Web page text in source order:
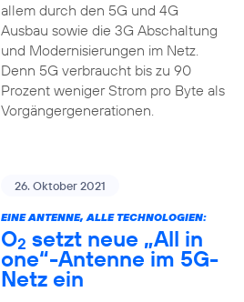
allem durch den 5G und 4G
Ausbau sowie die 3G Abschaltung
und Modernisierungen im Netz.
Denn 5G verbraucht bis zu 90
Prozent weniger Strom pro Byte als
Vorgängergenerationen.
26. Oktober 2021
EINE ANTENNE, ALLE TECHNOLOGIEN:
O2 setzt neue „All in
one“-Antenne im 5G-
Netz ein